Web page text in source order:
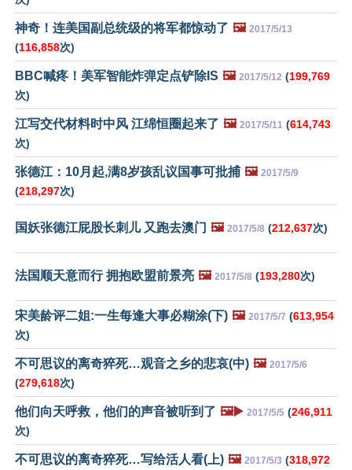
神奇！连美国副总统级的将军都惊动了 🖼️ 2017/5/13
(116,858次)
BBC喊疼！美军智能炸弹定点铲除IS 🖼️ 2017/5/12 (199,769
次)
江写交代材料时中风 江绵恒圈起来了 🖼️ 2017/5/11 (614,743
次)
张德江：10月起,满8岁孩乱议国事可批捕 🖼️ 2017/5/9
(218,297次)
国妖张德江屁股长刺儿 又跑去澳门 🖼️ 2017/5/8 (212,637次)
法国顺天意而行 拥抱欧盟前景亮 🖼️ 2017/5/8 (193,280次)
宋美龄评二姐:一生每逢大事必糊涂(下) 🖼️ 2017/5/7 (613,954
次)
不可思议的离奇猝死…观音之乡的悲哀(中) 🖼️ 2017/5/6
(279,618次)
他们向天呼救，他们的声音被听到了 🖼️▶️ 2017/5/5 (246,911
次)
不可思议的离奇猝死…写给活人看(上) 🖼️ 2017/5/3 (318,972